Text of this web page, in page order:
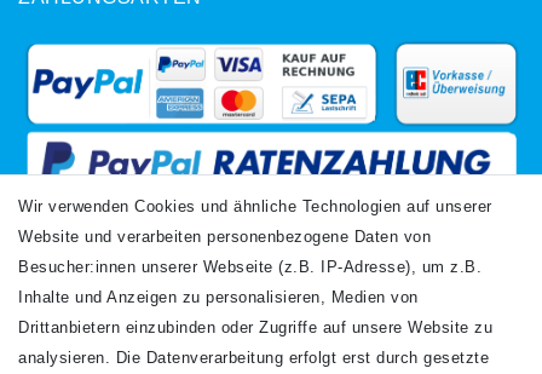
VERSANDARTEN
Wir verwenden Cookies und ähnliche Technologien auf unserer
Website und verarbeiten personenbezogene Daten von
Besucher:innen unserer Webseite (z.B. IP-Adresse), um z.B.
Inhalte und Anzeigen zu personalisieren, Medien von
Drittanbietern einzubinden oder Zugriffe auf unsere Website zu
analysieren. Die Datenverarbeitung erfolgt erst durch gesetzte